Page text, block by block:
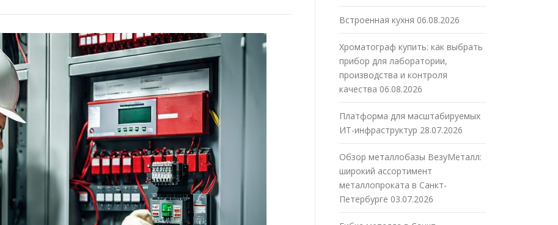
Встроенная кухня 06.08.2026
Хроматограф купить: как выбрать
прибор для лаборатории,
производства и контроля
качества 06.08.2026
Платформа для масштабируемых
ИТ-инфраструктур 28.07.2026
Обзор металлобазы ВезуМеталл:
широкий ассортимент
металлопроката в Санкт-
Петербурге 03.07.2026